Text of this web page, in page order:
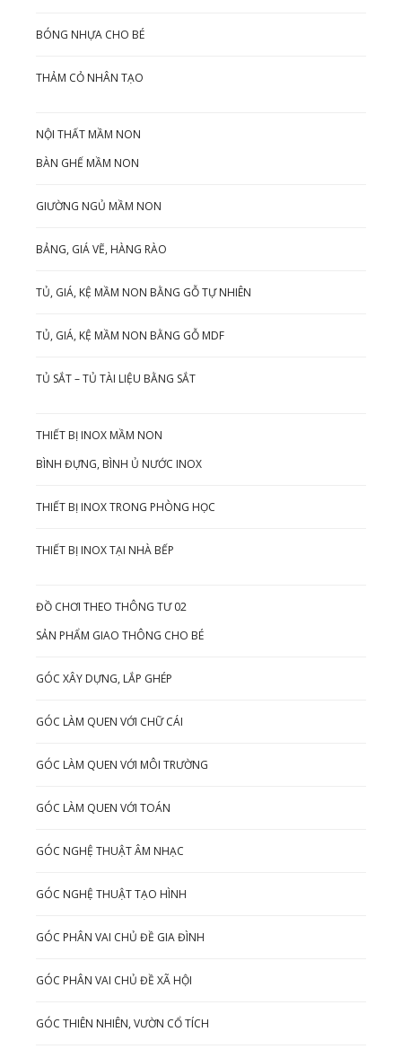
BÓNG NHỰA CHO BÉ
THẢM CỎ NHÂN TẠO
NỘI THẤT MẦM NON
BÀN GHẾ MẦM NON
GIƯỜNG NGỦ MẦM NON
BẢNG, GIÁ VẼ, HÀNG RÀO
TỦ, GIÁ, KỆ MẦM NON BẰNG GỖ TỰ NHIÊN
TỦ, GIÁ, KỆ MẦM NON BẰNG GỖ MDF
TỦ SẮT – TỦ TÀI LIỆU BẰNG SẮT
THIẾT BỊ INOX MẦM NON
BÌNH ĐỰNG, BÌNH Ủ NƯỚC INOX
THIẾT BỊ INOX TRONG PHÒNG HỌC
THIẾT BỊ INOX TẠI NHÀ BẾP
ĐỒ CHƠI THEO THÔNG TƯ 02
SẢN PHẨM GIAO THÔNG CHO BÉ
GÓC XÂY DỰNG, LẮP GHÉP
GÓC LÀM QUEN VỚI CHỮ CÁI
GÓC LÀM QUEN VỚI MÔI TRƯỜNG
GÓC LÀM QUEN VỚI TOÁN
GÓC NGHỆ THUẬT ÂM NHẠC
GÓC NGHỆ THUẬT TẠO HÌNH
GÓC PHÂN VAI CHỦ ĐỀ GIA ĐÌNH
GÓC PHÂN VAI CHỦ ĐỀ XÃ HỘI
GÓC THIÊN NHIÊN, VƯỜN CỔ TÍCH